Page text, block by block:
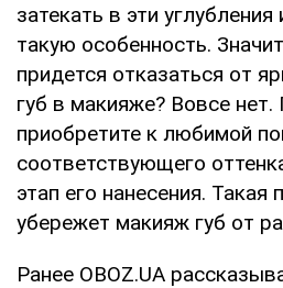
затекать в эти
такую особенность.
придется отказаться от
губ в макияже? Вовсе нет.
приобретите к любимой
соответствующего
этап его нанесения.
убережет макияж губ от
Ранее OBOZ.UA